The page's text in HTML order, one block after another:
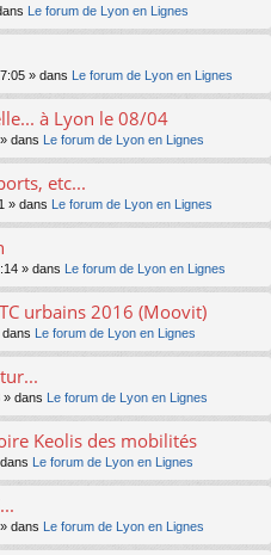
Le forum de Lyon en Lignes
» dans Le forum de Lyon en Lignes
à Lyon le 08/04
dans Le forum de Lyon en Lignes
etc...
» dans Le forum de Lyon en Lignes
» dans Le forum de Lyon en Lignes
urbains 2016 (Moovit)
Le forum de Lyon en Lignes
» dans Le forum de Lyon en Lignes
Keolis des mobilités
Le forum de Lyon en Lignes
dans Le forum de Lyon en Lignes